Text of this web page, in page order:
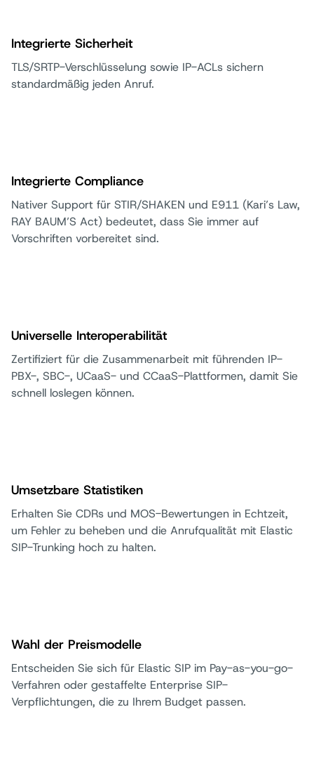
Integrierte Sicherheit
TLS/SRTP-Verschlüsselung sowie IP-ACLs sichern
standardmäßig jeden Anruf.
Integrierte Compliance
Nativer Support für STIR/SHAKEN und E911 (Kari’s Law,
RAY BAUM’S Act) bedeutet, dass Sie immer auf
Vorschriften vorbereitet sind.
Universelle Interoperabilität
Zertifiziert für die Zusammenarbeit mit führenden IP-
PBX-, SBC-, UCaaS- und CCaaS-Plattformen, damit Sie
schnell loslegen können.
Umsetzbare Statistiken
Erhalten Sie CDRs und MOS-Bewertungen in Echtzeit,
um Fehler zu beheben und die Anrufqualität mit Elastic
SIP-Trunking hoch zu halten.
Wahl der Preismodelle
Entscheiden Sie sich für Elastic SIP im Pay-as-you-go-
Verfahren oder gestaffelte Enterprise SIP-
Verpflichtungen, die zu Ihrem Budget passen.